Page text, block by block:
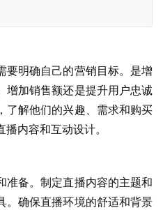
要明确自己的营销目标。是增
增加销售额还是提升用户忠诚
了解他们的兴趣、需求和购买
内容和互动设计。
准备。制定直播内容的主题和
。确保直播环境的舒适和背景